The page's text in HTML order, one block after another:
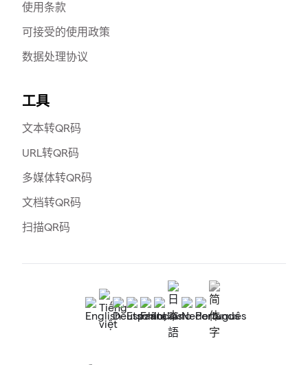
使用条款
可接受的使用政策
数据处理协议
工具
文本转QR码
URL转QR码
多媒体转QR码
文档转QR码
扫描QR码